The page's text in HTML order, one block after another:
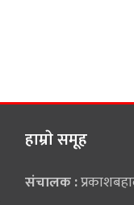
हाम्राे समूह
संचालक :